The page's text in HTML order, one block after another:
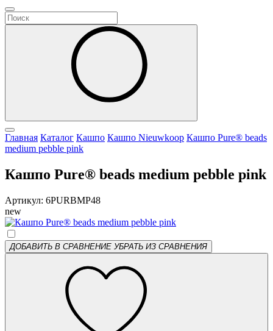
Главная Каталог Кашпо Кашпо Nieuwkoop Кашпо Pure® beads
medium pebble pink
Кашпо Pure® beads medium pebble pink
Артикул: 6PURBMP48
new
ДОБАВИТЬ В СРАВНЕНИЕ УБРАТЬ ИЗ СРАВНЕНИЯ